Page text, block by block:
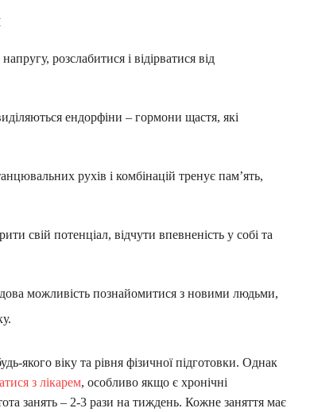
розслабитися і відірватися від
ендорфіни – гормони щастя, які
рухів і комбінацій тренує пам’ять,
свій потенціал, відчути впевненість у собі та
можливість познайомитися з новими людьми,
якого віку та рівня фізичної підготовки. Однак
з лікарем, особливо якщо є хронічні
занять – 2-3 рази на тиждень. Кожне заняття має